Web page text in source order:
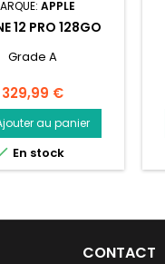
APPLE
12 PRO 128GO
Grade A
Prix
329,99 €
au panier
En stock
CONTACT